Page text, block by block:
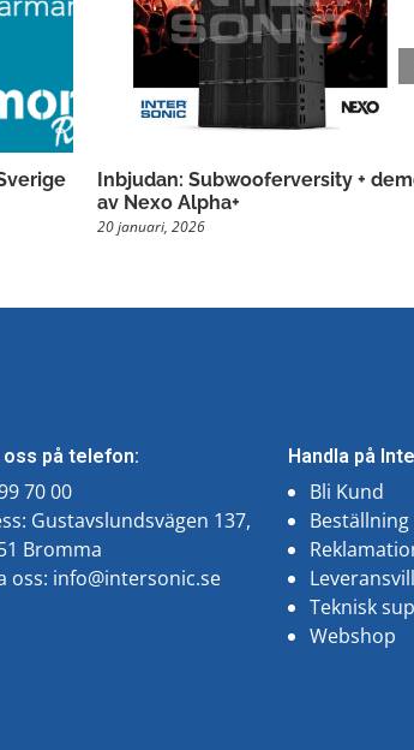
Inbjudan: Subwooferversity +
av Nexo Alpha+
20 januari, 2026
oss på telefon:
70 00
Gustavslundsvägen 137,
Bromma
oss: info@intersonic.se
Handla på
Bli Kund
Teknisk
Webshop